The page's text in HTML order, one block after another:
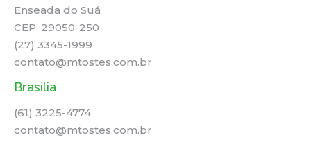
Enseada do Suá
CEP: 29050-250
(27) 3345-1999
contato@mtostes.com.br
Brasília
(61) 3225-4774
contato@mtostes.com.br